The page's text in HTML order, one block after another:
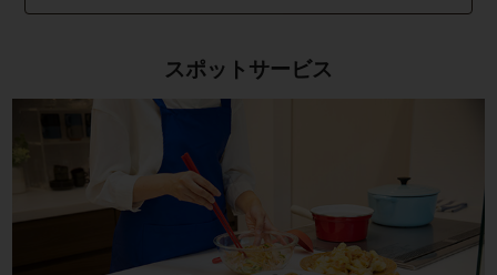
スポットサービス